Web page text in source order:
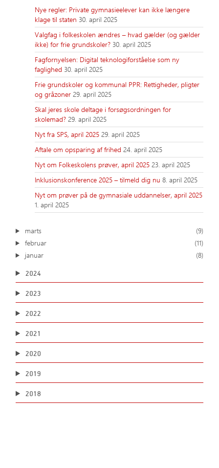
Nye regler: Private gymnasieelever kan ikke længere
klage til staten 30. april 2025
Valgfag i folkeskolen ændres – hvad gælder (og gælder
ikke) for frie grundskoler? 30. april 2025
Fagfornyelsen: Digital teknologiforståelse som ny
faglighed 30. april 2025
Frie grundskoler og kommunal PPR: Rettigheder, pligter
og gråzoner 29. april 2025
Skal jeres skole deltage i forsøgsordningen for
skolemad? 29. april 2025
Nyt fra SPS, april 2025 29. april 2025
Aftale om opsparing af frihed 24. april 2025
Nyt om Folkeskolens prøver, april 2025 23. april 2025
Inklusionskonference 2025 – tilmeld dig nu 8. april 2025
Nyt om prøver på de gymnasiale uddannelser, april 2025
1. april 2025
marts
(9)
februar
(11)
januar
(8)
2024
2023
2022
2021
2020
2019
2018